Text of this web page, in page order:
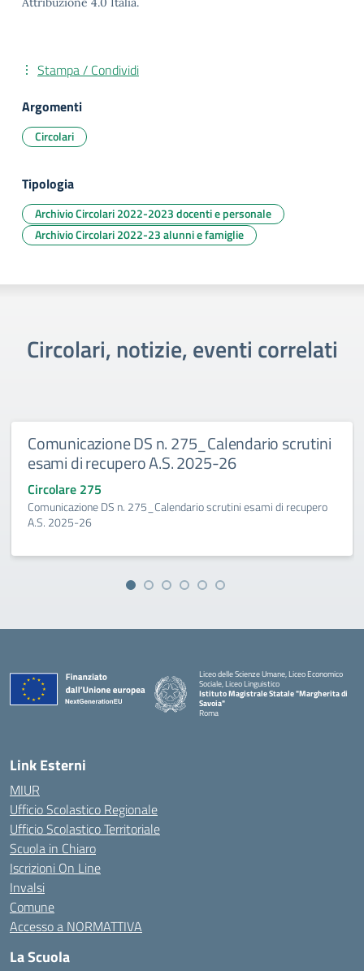
Stampa / Condividi
Argomenti
Circolari
Tipologia
Archivio Circolari 2022-2023 docenti e personale
Archivio Circolari 2022-23 alunni e famiglie
Circolari, notizie, eventi correlati
Comunicazione DS n. 275_Calendario scrutini
esami di recupero A.S. 2025-26
Circolare 275
Comunicazione DS n. 275_Calendario scrutini esami di recupero
A.S. 2025-26
Liceo delle Scienze Umane, Liceo Economico
Sociale, Liceo Linguistico
Istituto Magistrale Statale "Margherita di
Savoia"
Roma
Link Esterni
MIUR
Ufficio Scolastico Regionale
Ufficio Scolastico Territoriale
Scuola in Chiaro
Iscrizioni On Line
Invalsi
Comune
Accesso a NORMATTIVA
La Scuola